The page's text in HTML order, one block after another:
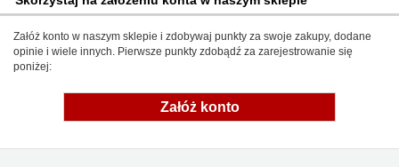
Załóż konto w naszym sklepie i zdobywaj punkty za swoje zakupy, dodane
opinie i wiele innych. Pierwsze punkty zdobądź za zarejestrowanie się
poniżej:
Załóż konto